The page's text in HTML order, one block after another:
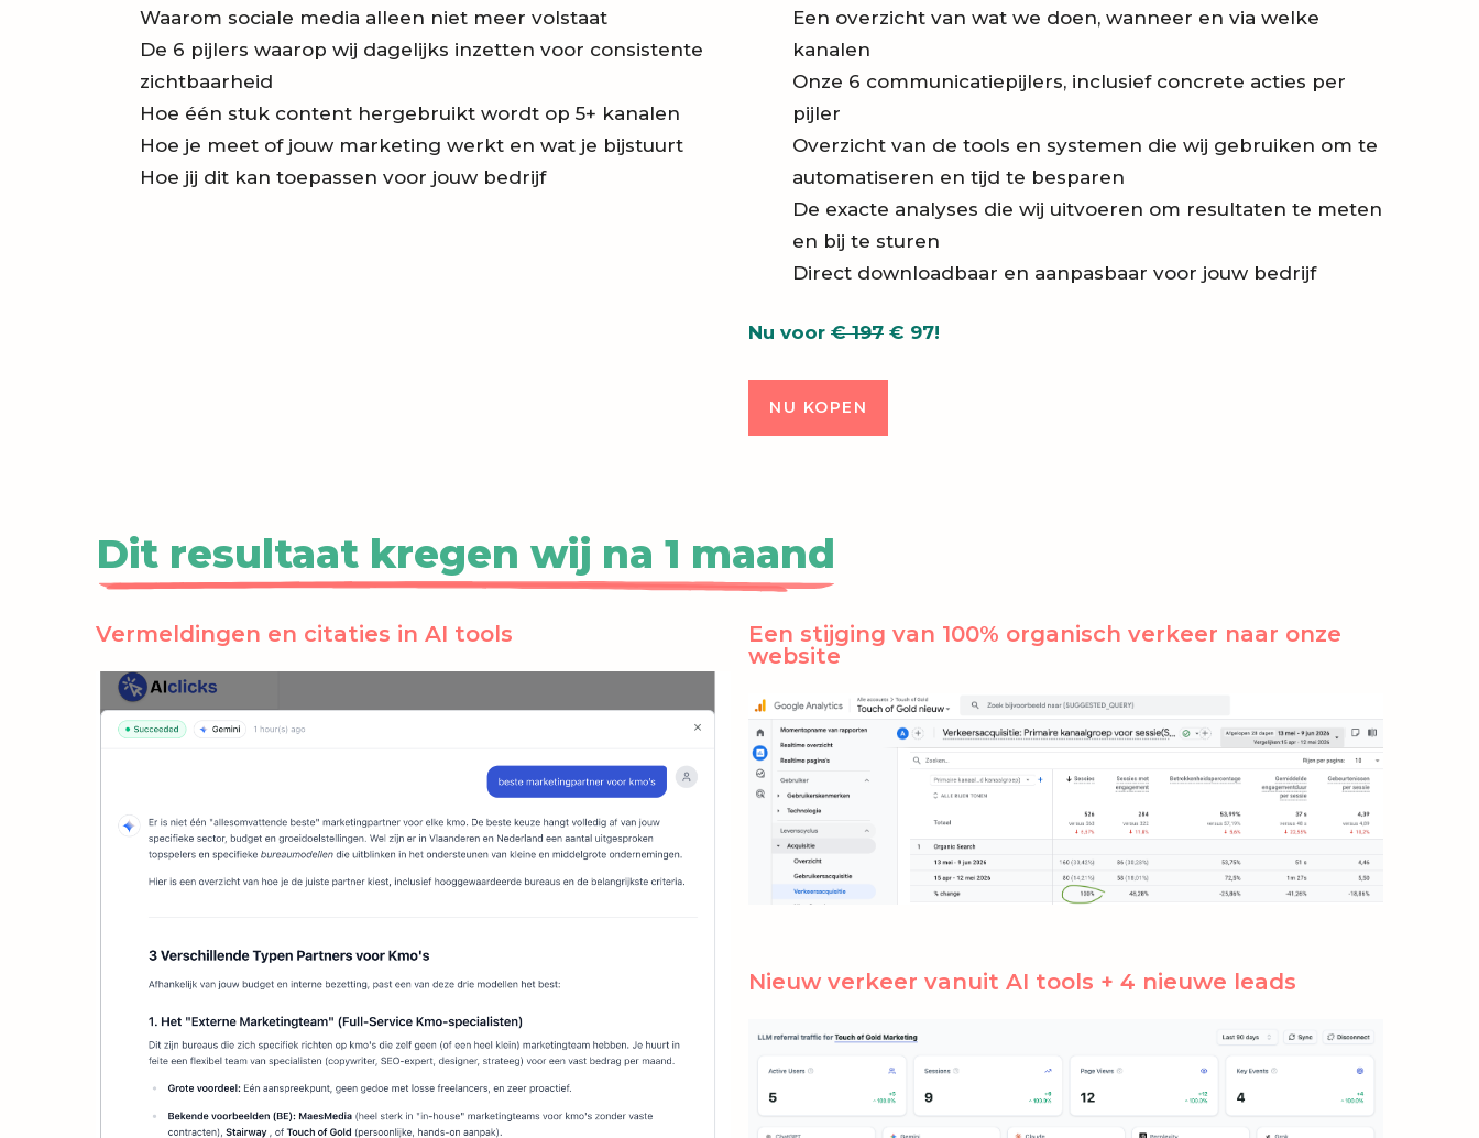
Waarom sociale media alleen niet meer volstaat
De 6 pijlers waarop wij dagelijks inzetten voor consistente
zichtbaarheid
Hoe één stuk content hergebruikt wordt op 5+ kanalen
Hoe je meet of jouw marketing werkt en wat je bijstuurt
Hoe jij dit kan toepassen voor jouw bedrijf
Een overzicht van wat we doen, wanneer en via welke
kanalen
Onze 6 communicatiepijlers, inclusief concrete acties per
pijler
Overzicht van de tools en systemen die wij gebruiken om te
automatiseren en tijd te besparen
De exacte analyses die wij uitvoeren om resultaten te meten
en bij te sturen
Direct downloadbaar en aanpasbaar voor jouw bedrijf
Nu voor € 197 € 97!
NU KOPEN
Dit resultaat kregen wij na 1 maand
Vermeldingen en citaties in AI tools
Een stijging van 100% organisch verkeer naar onze
website
Nieuw verkeer vanuit AI tools + 4 nieuwe leads